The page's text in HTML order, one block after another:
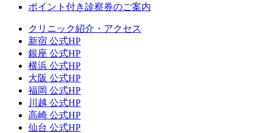
ポイント付き診察券のご案内
クリニック紹介・アクセス
新宿 公式HP
銀座 公式HP
横浜 公式HP
大阪 公式HP
福岡 公式HP
川越 公式HP
高崎 公式HP
仙台 公式HP